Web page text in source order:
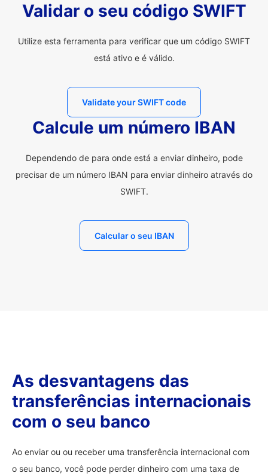
Validar o seu código SWIFT
Utilize esta ferramenta para verificar que um código SWIFT
está ativo e é válido.
Validate your SWIFT code
Calcule um número IBAN
Dependendo de para onde está a enviar dinheiro, pode
precisar de um número IBAN para enviar dinheiro através do
SWIFT.
Calcular o seu IBAN
As desvantagens das
transferências internacionais
com o seu banco
Ao enviar ou ou receber uma transferência internacional com
o seu banco, você pode perder dinheiro com uma taxa de